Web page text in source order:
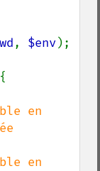
, $env);